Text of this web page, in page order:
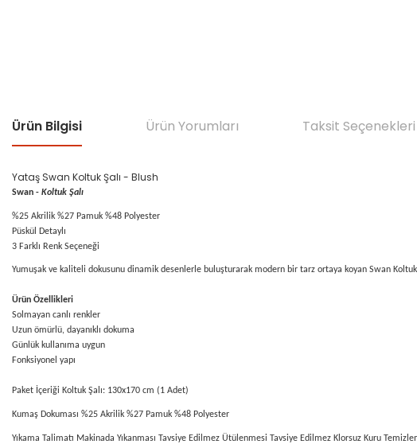
Ürün Bilgisi Ürün Yorumları Taksit Seçenekleri
Yataş Swan Koltuk Şalı - Blush
Swan - Koltuk Şalı
%25 Akrilik %27 Pamuk %48 Polyester
Püskül Detaylı
3 Farklı Renk Seçeneği
Yumuşak ve kaliteli dokusunu dinamik desenlerle buluşturarak modern bir tarz ortaya koyan Swan
Ürün Özellikleri
Solmayan canlı renkler
Uzun ömürlü, dayanıklı dokuma
Günlük kullanıma uygun
Fonksiyonel yapı
Paket İçeriği Koltuk Şalı: 130x170 cm (1 Adet)
Kumaş Dokuması %25 Akrilik %27 Pamuk %48 Polyester
Yıkama Talimatı Makinada Yıkanması Tavsiye Edilmez Ütülenmesi Tavsiye Edilmez Klorsuz Kuru